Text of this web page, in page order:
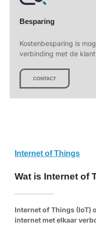
Besparing
Kostenbesparing is
verbinding met de
CONTACT
Internet of Things
Wat is Internet of
Internet of Things (IoT)
internet met elkaar